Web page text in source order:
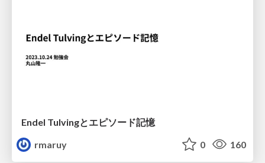
Endel Tulvingとエピソード記憶
rmaruy
0 160